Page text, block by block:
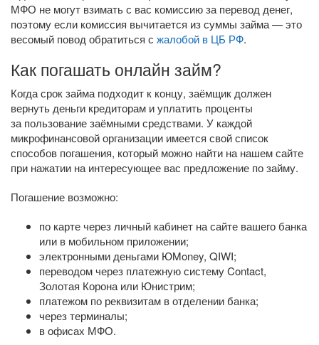
МФО не могут взимать с вас комиссию за перевод денег,
поэтому если комиссия вычитается из суммы займа — это
весомый повод обратиться с жалобой в ЦБ РФ.
Как погашать онлайн займ?
Когда срок займа подходит к концу, заёмщик должен
вернуть деньги кредиторам и уплатить проценты
за пользование заёмными средствами. У каждой
микрофинансовой организации имеется свой список
способов погашения, который можно найти на нашем сайте
при нажатии на интересующее вас предложение по займу.
Погашение возможно:
по карте через личный кабинет на сайте вашего банка
или в мобильном приложении;
электронными деньгами ЮMoney, QIWI;
переводом через платежную систему Contact,
Золотая Корона или Юнистрим;
платежом по реквизитам в отделении банка;
через терминалы;
в офисах МФО.